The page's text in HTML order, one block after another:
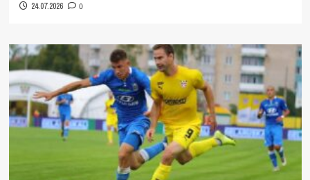
24.07.2026 0